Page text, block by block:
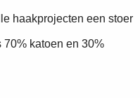
haakprojecten een stoer
70% katoen en 30%